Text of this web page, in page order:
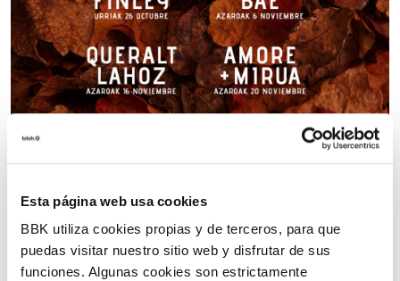
Esta página web usa cookies
BBK utiliza cookies propias y de terceros, para que
puedas visitar nuestro sitio web y disfrutar de sus
funciones. Algunas cookies son estrictamente
A partir de 20 €
Venta anticipada 20€ + gastos de gestión.
Día del evento 25€
Concierto de pie.